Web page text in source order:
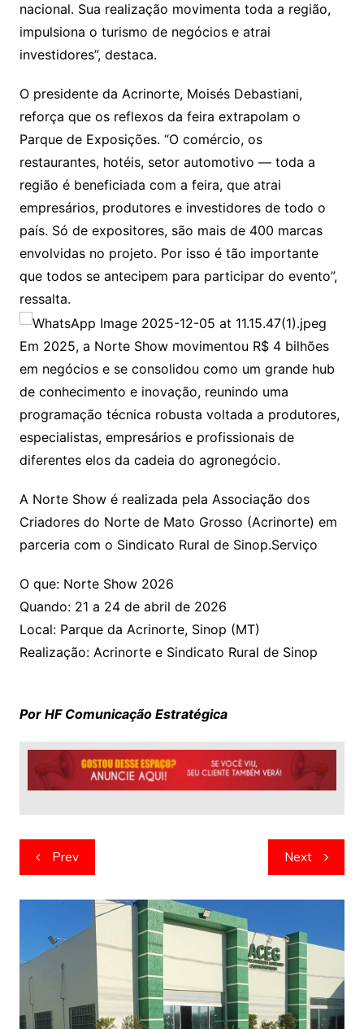
nacional. Sua realização movimenta toda a região,
impulsiona o turismo de negócios e atrai
investidores”, destaca.
O presidente da Acrinorte, Moisés Debastiani,
reforça que os reflexos da feira extrapolam o
Parque de Exposições. “O comércio, os
restaurantes, hotéis, setor automotivo — toda a
região é beneficiada com a feira, que atrai
empresários, produtores e investidores de todo o
país. Só de expositores, são mais de 400 marcas
envolvidas no projeto. Por isso é tão importante
que todos se antecipem para participar do evento”,
ressalta.
Em 2025, a Norte Show movimentou R$ 4 bilhões
em negócios e se consolidou como um grande hub
de conhecimento e inovação, reunindo uma
programação técnica robusta voltada a produtores,
especialistas, empresários e profissionais de
diferentes elos da cadeia do agronegócio.
A Norte Show é realizada pela Associação dos
Criadores do Norte de Mato Grosso (Acrinorte) em
parceria com o Sindicato Rural de Sinop.Serviço
O que: Norte Show 2026
Quando: 21 a 24 de abril de 2026
Local: Parque da Acrinorte, Sinop (MT)
Realização: Acrinorte e Sindicato Rural de Sinop
Por HF Comunicação Estratégica
Navegação
de
artigos
Prev Next